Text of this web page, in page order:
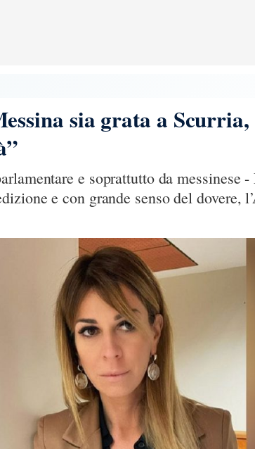
sia grata a
e soprattutto da messinese
e con grande senso del dovere,